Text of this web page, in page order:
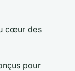
cœur des
pour